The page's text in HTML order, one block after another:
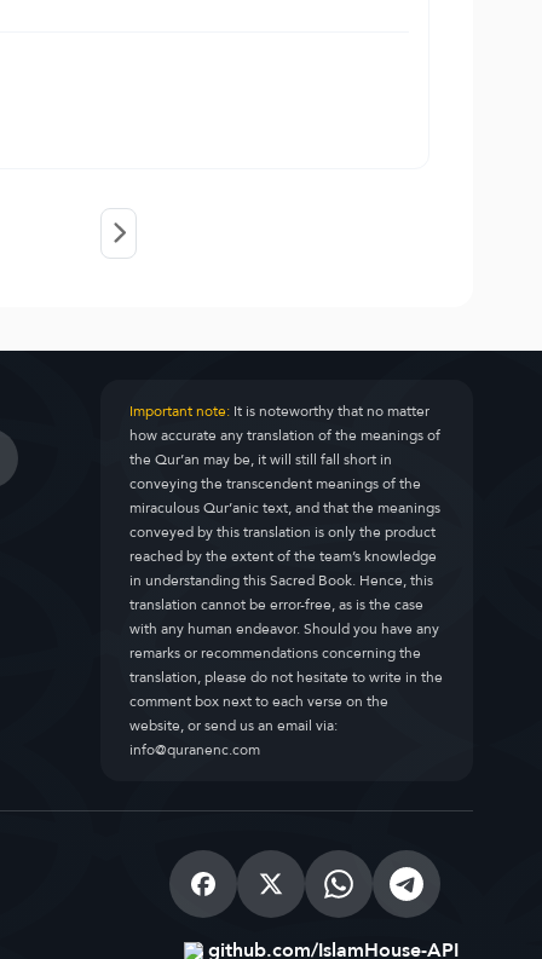
Important note:It is noteworthy that no matter
how accurate any translation of the meanings of
the Qur’an may be, it will still fall short in
conveying the transcendent meanings of the
miraculous Qur’anic text, and that the meanings
conveyed by this translation is only the product
reached by the extent of the team’s knowledge
in understanding this Sacred Book. Hence, this
translation cannot be error-free, as is the case
with any human endeavor. Should you have any
remarks or recommendations concerning the
translation, please do not hesitate to write in the
comment box next to each verse on the
website, or send us an email via:
info@quranenc.com
github.com/IslamHouse-API